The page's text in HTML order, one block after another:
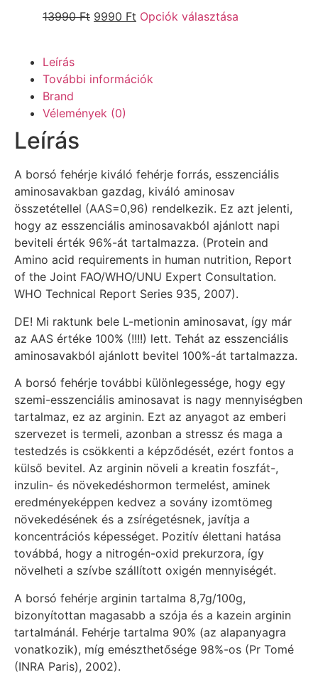
13990Ft 9990 Ft Opciók választása
Leírás
További információk
Brand
Vélemények (0)
Leírás
A borsó fehérje kiváló fehérje forrás, esszenciális
aminosavakban gazdag, kiváló aminosav
összetétellel (AAS=0,96) rendelkezik. Ez azt jelenti,
hogy az esszenciális aminosavakból ajánlott napi
beviteli érték 96%-át tartalmazza. (Protein and
Amino acid requirements in human nutrition, Report
of the Joint FAO/WHO/UNU Expert Consultation.
WHO Technical Report Series 935, 2007).
DE! Mi raktunk bele L-metionin aminosavat, így már
az AAS értéke 100% (!!!!) lett. Tehát az esszenciális
aminosavakból ajánlott bevitel 100%-át tartalmazza.
A borsó fehérje további különlegessége, hogy egy
szemi-esszenciális aminosavat is nagy mennyiségben
tartalmaz, ez az arginin. Ezt az anyagot az emberi
szervezet is termeli, azonban a stressz és maga a
testedzés is csökkenti a képződését, ezért fontos a
külső bevitel. Az arginin növeli a kreatin foszfát-,
inzulin- és növekedéshormon termelést, aminek
eredményeképpen kedvez a sovány izomtömeg
növekedésének és a zsírégetésnek, javítja a
koncentrációs képességet. Pozitív élettani hatása
továbbá, hogy a nitrogén-oxid prekurzora, így
növelheti a szívbe szállított oxigén mennyiségét.
A borsó fehérje arginin tartalma 8,7g/100g,
bizonyítottan magasabb a szója és a kazein arginin
tartalmánál. Fehérje tartalma 90% (az alapanyagra
vonatkozik), míg emészthetősége 98%-os (Pr Tomé
(INRA Paris), 2002).